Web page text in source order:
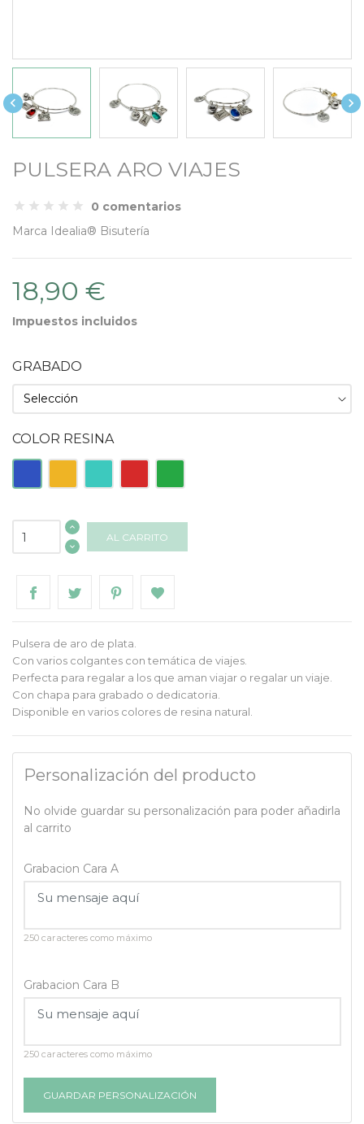
 
PULSERA ARO VIAJES
0 comentarios
Marca Idealia® Bisutería
18,90 €
Impuestos incluidos
GRABADO
COLOR RESINA
Naranja TurquesaRoja Verde
AL CARRITO
Pulsera de aro de plata.
Con varios colgantes con temática de viajes.
Perfecta para regalar a los que aman viajar o regalar un viaje.
Con chapa para grabado o dedicatoria.
Disponible en varios colores de resina natural.
Personalización del producto
No olvide guardar su personalización para poder añadirla
al carrito
Grabacion Cara A
250 caracteres como máximo
Grabacion Cara B
250 caracteres como máximo
GUARDAR PERSONALIZACIÓN